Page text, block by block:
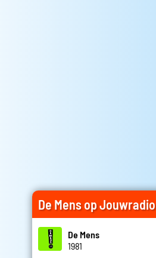
De Mens op Jouwradio
De Mens
1981